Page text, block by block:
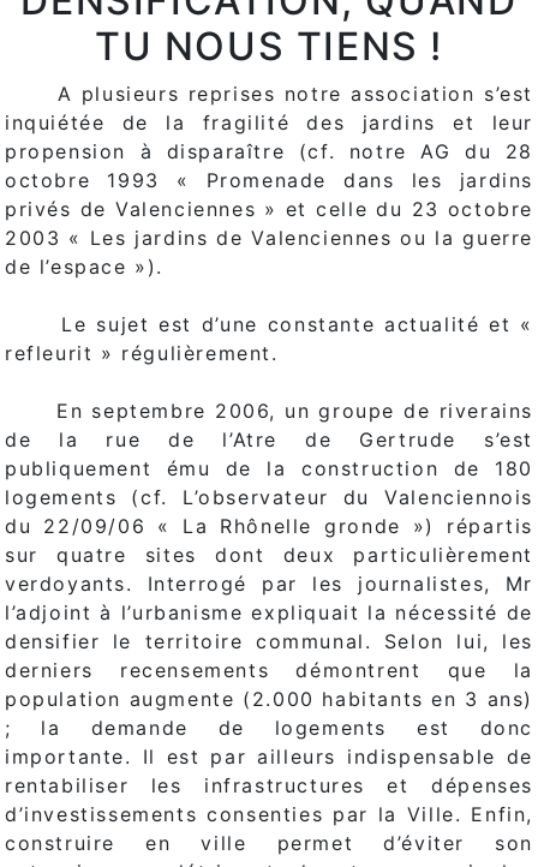
TU NOUS TIENS !
A plusieurs reprises notre association s’est
inquiétée de la fragilité des jardins et leur
propension à disparaître (cf. notre AG du 28
octobre 1993 « Promenade dans les jardins
privés de Valenciennes » et celle du 23 octobre
2003 « Les jardins de Valenciennes ou la guerre
de l’espace »).
Le sujet est d’une constante actualité et «
refleurit » régulièrement.
En septembre 2006, un groupe de riverains
de la rue de l’Atre de Gertrude s’est
publiquement ému de la construction de 180
logements (cf. L’observateur du Valenciennois
du 22/09/06 « La Rhônelle gronde ») répartis
sur quatre sites dont deux particulièrement
verdoyants. Interrogé par les journalistes, Mr
l’adjoint à l’urbanisme expliquait la nécessité de
densifier le territoire communal. Selon lui, les
derniers recensements démontrent que la
population augmente (2.000 habitants en 3 ans)
; la demande de logements est donc
importante. Il est par ailleurs indispensable de
rentabiliser les infrastructures et dépenses
d’investissements consenties par la Ville. Enfin,
construire en ville permet d’éviter son